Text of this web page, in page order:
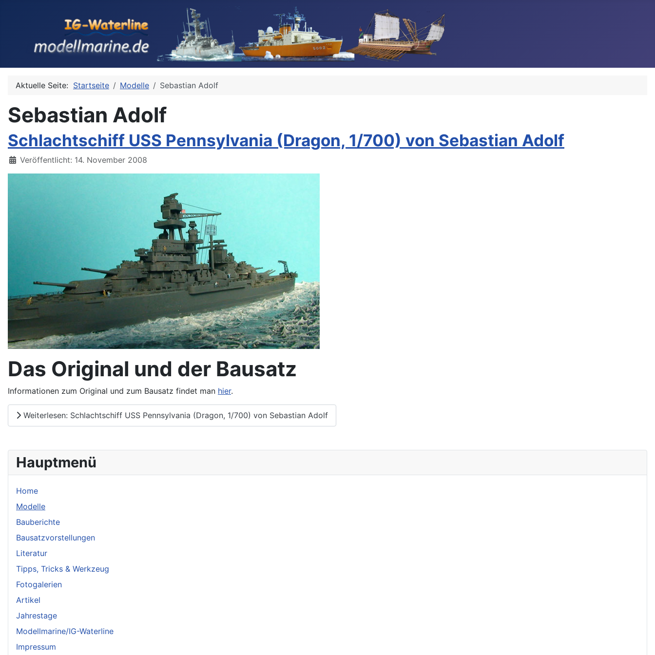
Hauptmenü
Home
Modelle
Bauberichte
Bausatzvorstellungen
Literatur
Tipps, Tricks & Werkzeug
Fotogalerien
Artikel
Jahrestage
Modellmarine/IG-Waterline
Impressum
Aktuelle Seite: Startseite Modelle Sebastian Adolf
Sebastian Adolf
Schlachtschiff USS Pennsylvania (Dragon, 1/700) von Sebastian Adolf
Details
Veröffentlicht: 14. November 2008
Das Original und der Bausatz
Informationen zum Original und zum Bausatz findet man hier.
Weiterlesen: Schlachtschiff USS Pennsylvania (Dragon, 1/700) von Sebastian Adolf